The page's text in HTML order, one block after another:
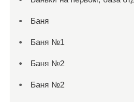
Баня
Баня №1
Баня №2
Баня №2